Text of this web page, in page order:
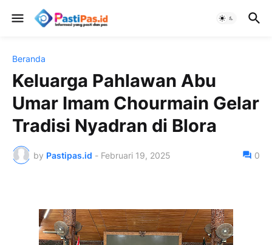
Beranda
Keluarga Pahlawan Abu
Umar Imam Chourmain Gelar
Tradisi Nyadran di Blora
by Pastipas.id - Februari 19, 2025 0